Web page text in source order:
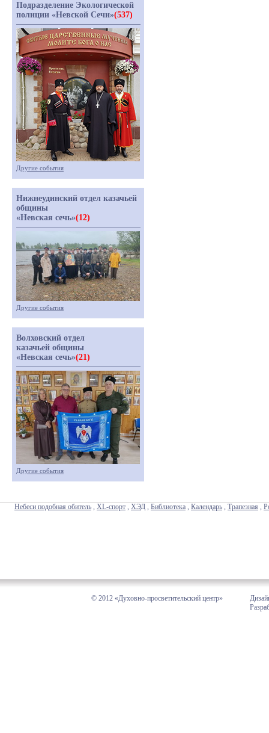
Подразделение Экологической
полиции «Невской Сечи»(537)
Другие события
Нижнеудинский отдел казачьей
общины
«Невская сечь»(12)
Другие события
Волховский отдел
казачьей общины
«Невская сечь»(21)
Другие события
Небеси подобная обитель , XL-спорт , ХЭД , Библиотека , Календарь , Трапезная ,
© 2012 «Духовно-просветительский центр»